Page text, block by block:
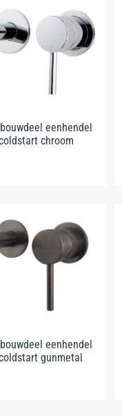
eenhendel
chroom
eenhendel
gunmetal